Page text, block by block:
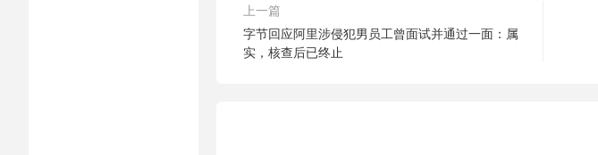
上一篇
字节回应阿里涉侵犯男员工曾面试并通过一面：属
实，核查后已终止